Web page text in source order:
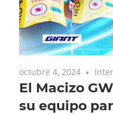
octubre 4, 2024
El Macizo
su equipo